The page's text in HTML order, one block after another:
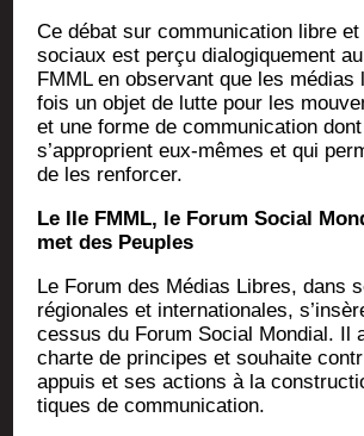
Ce débat sur com­mu­ni­ca­tion libre
sociaux est per­çu dia­lo­gi­que­ment
FMML en obser­vant que les médias
fois un objet de lutte pour les
et une forme de com­mu­ni­ca­tion
s’approprient eux-mêmes et qui
de les renforcer.
Le IIe FMML, le Forum Social
met des Peuples
Le Forum des Médias Libres, dans
régio­nales et inter­na­tio­nales,
ces­sus du Forum Social Mon­dial. Il
charte de prin­cipes et sou­haite
appuis et ses actions à la
tiques de communication.